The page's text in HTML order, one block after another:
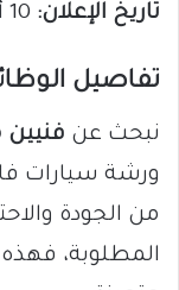
تاريخ الإعلان:
تفاصيل
نبحث عن فنيين
ورشة سيارات
من الجودة
المطلوبة،